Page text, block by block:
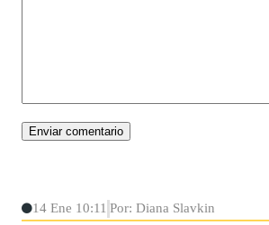
14 Ene 10:11 Por: Diana Slavkin